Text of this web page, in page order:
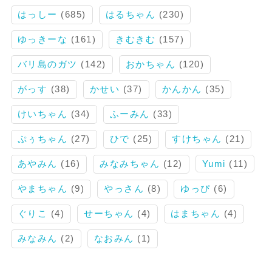
はっしー (685) はるちゃん (230)
ゆっきーな (161) きむきむ (157)
バリ島のガツ (142) おかちゃん (120)
がっす (38) かせい (37) かんかん (35)
けいちゃん (34) ふーみん (33)
ぷぅちゃん (27) ひで (25) すけちゃん (21)
あやみん (16) みなみちゃん (12) Yumi (11)
やまちゃん (9) やっさん (8) ゆっぴ (6)
ぐりこ (4) せーちゃん (4) はまちゃん (4)
みなみん (2) なおみん (1)